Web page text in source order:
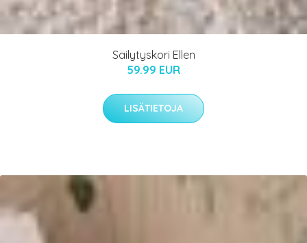
Säilytyskori Ellen
59.99 EUR
LISÄTIETOJA